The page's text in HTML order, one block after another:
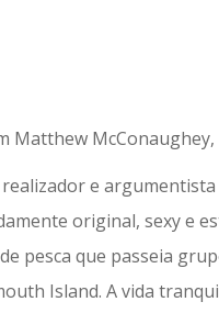
Matthew
e
original, sexy e
pesca que passeia
Island. A vida